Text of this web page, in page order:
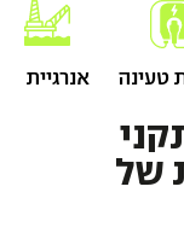
טעינה אנרגיית גז
של